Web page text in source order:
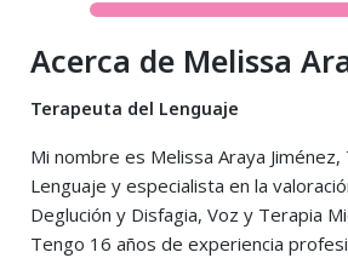
Acerca de Melissa
Terapeuta del Lenguaje
Mi nombre es Melissa Araya
Lenguaje y especialista en la
Deglución y Disfagia, Voz y Terapia
Tengo 16 años de experiencia